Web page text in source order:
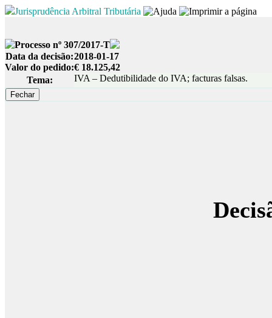
Jurisprudência Arbitral Tributária
Processo nº 307/2017-T
Data da decisão:2018-01-17
Valor do pedido:€ 18.125,42
Tema:
IVA – Dedutibilidade do IVA; facturas falsas.